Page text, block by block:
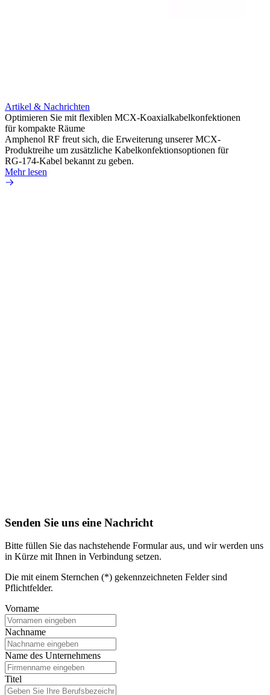
Artikel & Nachrichten
Optimieren Sie mit flexiblen MCX-Koaxialkabelkonfektionen
für kompakte Räume
Amphenol RF freut sich, die Erweiterung unserer MCX-
Produktreihe um zusätzliche Kabelkonfektionsoptionen für
RG-174-Kabel bekannt zu geben.
Mehr lesen
Senden Sie uns eine Nachricht
Bitte füllen Sie das nachstehende Formular aus, und wir werden uns
in Kürze mit Ihnen in Verbindung setzen.
Die mit einem Sternchen (*) gekennzeichneten Felder sind
Pflichtfelder.
Vorname
Nachname
Name des Unternehmens
Titel